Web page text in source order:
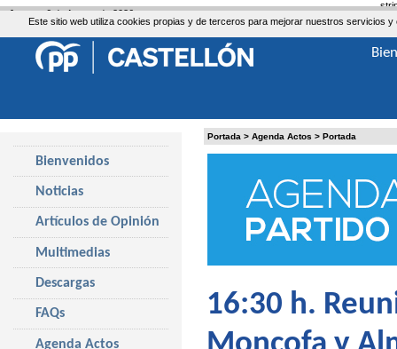
Este sitio web utiliza cookies propias y de terceros para mejorar nuestros servicios
Portada > Agenda Actos > Portada
16:30 h.
Bienvenidos
Noticias
Artículos de Opinión
Multimedias
Descargas
FAQs
Agenda Actos
Jueves, 6 de Agosto de 2026